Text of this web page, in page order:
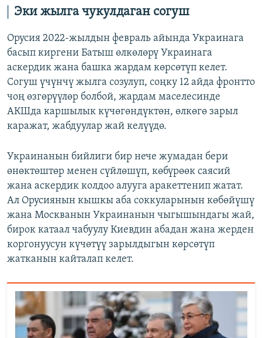
к
а
ы
а
Эки жылга чукулдаган согуш
Орусия 2022-жылдын февраль айында Украинага
басып киргени Батыш өлкөлөрү Украинага
аскердик жана башка жардам көрсөтүп келет.
Согуш үчүнчү жылга созулуп, соңку 12 айда фронтто
чоң өзгөрүүлөр болбой, жардам маселесинде
АКШда каршылык күчөгөндүктөн, өлкөгө зарыл
каражат, жабдуулар жай келүүдө.
Украинанын бийлиги бир нече жумадан бери
өнөктөштөр менен сүйлөшүп, көбүрөөк саясий
жана аскердик колдоо алууга аракеттенип жатат.
Ал Орусиянын кышкы аба соккуларынын көбөйүшү
жана Москванын Украинанын чыгышындагы жай,
бирок катаал чабуулу Киевдин абадан жана жерден
коргонуусун күчөтүү зарылдыгын көрсөтүп
жатканын кайталап келет.